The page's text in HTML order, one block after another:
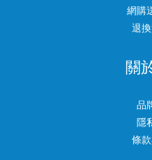
網購
退
關
品
隱
條